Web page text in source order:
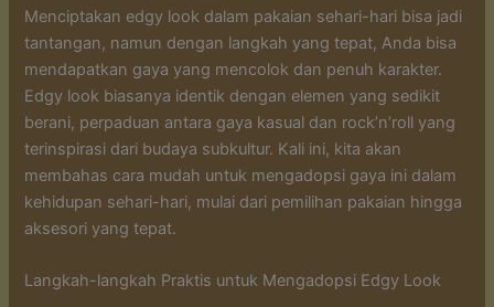
Menciptakan edgy look dalam pakaian sehari-hari bisa jadi
tantangan, namun dengan langkah yang tepat, Anda bisa
mendapatkan gaya yang mencolok dan penuh karakter.
Edgy look biasanya identik dengan elemen yang sedikit
berani, perpaduan antara gaya kasual dan rock’n’roll yang
terinspirasi dari budaya subkultur. Kali ini, kita akan
membahas cara mudah untuk mengadopsi gaya ini dalam
kehidupan sehari-hari, mulai dari pemilihan pakaian hingga
aksesori yang tepat.
Langkah-langkah Praktis untuk Mengadopsi Edgy Look